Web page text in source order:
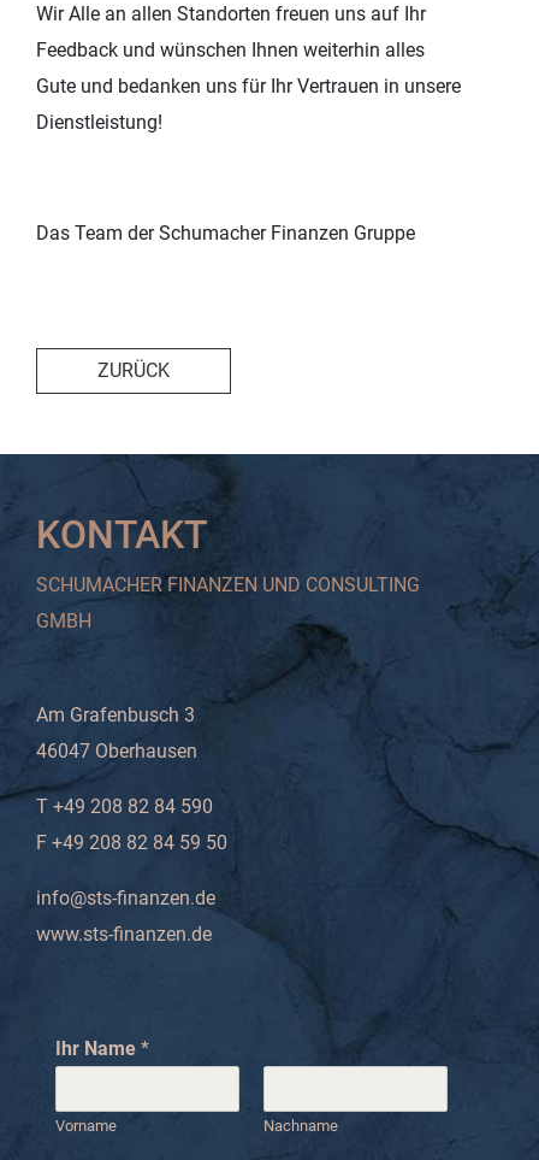
Wir Alle an allen Standorten freuen uns auf Ihr
Feedback und wünschen Ihnen weiterhin alles
Gute und bedanken uns für Ihr Vertrauen in unsere
Dienstleistung!
Das Team der Schumacher Finanzen Gruppe
ZURÜCK
KONTAKT
SCHUMACHER FINANZEN UND CONSULTING
GMBH
Am Grafenbusch 3
46047 Oberhausen
T +49 208 82 84 590
F +49 208 82 84 59 50
info@sts-finanzen.de
www.sts-finanzen.de
Ihr Name *
Vorname Nachname